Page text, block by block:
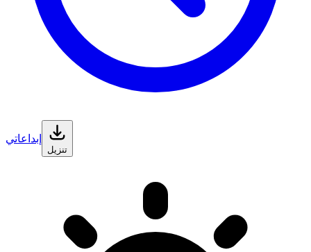
إبداعاتي
تنزيل